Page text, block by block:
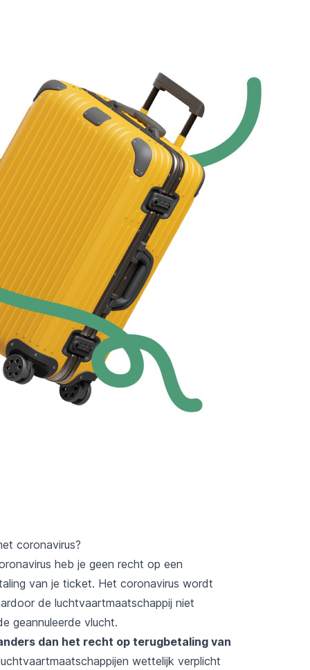
coronavirus?
heb je geen recht op een
van je ticket. Het coronavirus wordt
de luchtvaartmaatschappij niet
geannuleerde vlucht.
dan het recht op terugbetaling van
wettelijk verplicht